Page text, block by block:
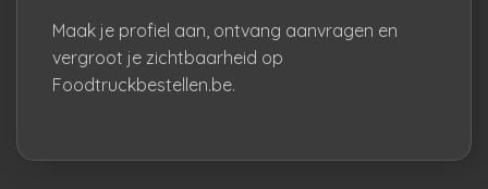
Maak je profiel aan, ontvang aanvragen en
vergroot je zichtbaarheid op
Foodtruckbestellen.be.